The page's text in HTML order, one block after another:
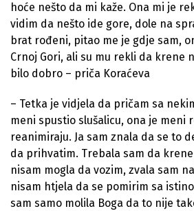
hoće nešto da mi kaže. Ona mi je
vidim da nešto ide gore, dole na
brat rođeni, pitao me je gdje sam,
Crnoj Gori, ali su mu rekli da krene
bilo dobro – priča Koraćeva
– Tetka je vidjela da pričam sa
meni spustio slušalicu, ona je meni
reanimiraju. Ja sam znala da se to
da prihvatim. Trebala sam da
nisam mogla da vozim, zvala sam
nisam htjela da se pomirim sa
sam samo molila Boga da to nije